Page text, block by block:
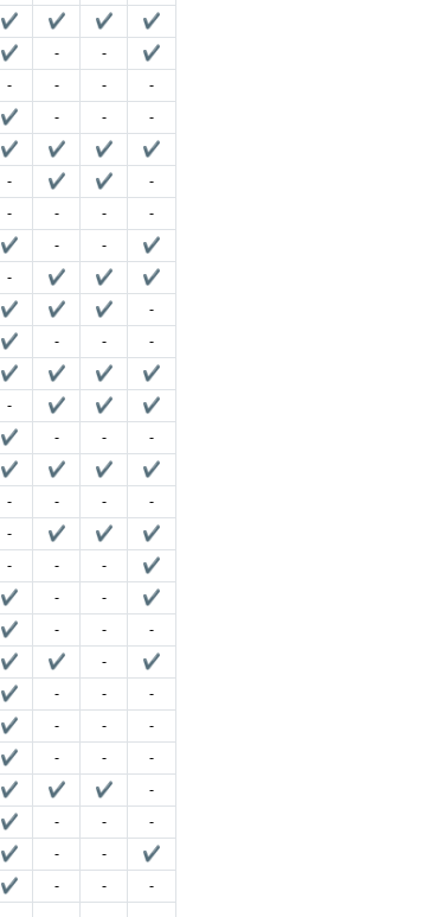
✔ ✔ ✔
✔
✔ - -
✔
- - -
-
✔ - -
-
✔ ✔ ✔
✔
- ✔ ✔
-
- - -
-
✔ - -
✔
- ✔ ✔
✔
✔ ✔ ✔
-
✔ - -
-
✔ ✔ ✔
✔
- ✔ ✔
✔
✔ - -
-
✔ ✔ ✔
✔
- - -
-
- ✔ ✔
✔
- - -
✔
✔ - -
✔
✔ - -
-
✔ ✔ -
✔
✔ - -
-
✔ - -
-
✔ - -
-
✔ ✔ ✔
-
✔ - -
-
✔ - -
✔
✔ - -
-